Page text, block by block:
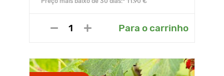
Para o carrinho